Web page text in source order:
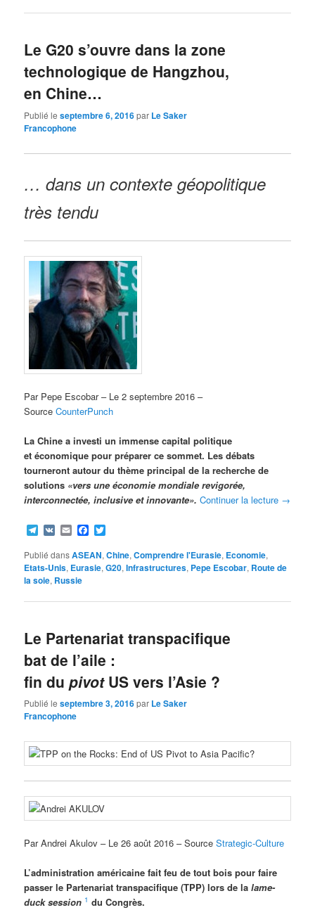
Le G20 s’ouvre dans la zone
technologique de Hangzhou,
en Chine…
Publié leseptembre 6, 2016par Le Saker
Francophone
… dans un contexte géopolitique
très tendu
Par Pepe Escobar – Le 2 septembre 2016 –
SourceCounterPunch
La Chine a investi un immense capital politique
et économique pour préparer ce sommet. Les débats
tourneront autour du thème principal de la recherche de
solutions «vers une économie mondiale revigorée,
interconnectée, inclusive et innovante». Continuer la lecture →
Telegram
VK EmailFacebook
Publié dansASEAN,Chine,Comprendre l'Eurasie, Economie,
Etats-Unis, Eurasie,G20,Infrastructures, Pepe Escobar, Route de
la soie, Russie
Le Partenariat transpacifique
bat de l’aile :
fin dupivotUS vers l’Asie ?
Publié leseptembre 3, 2016par Le Saker
Francophone
Par Andrei Akulov – Le 26 août 2016 – SourceStrategic-Culture
L’administration américaine fait feu de tout bois pour faire
passer le Partenariat transpacifique (TPP) lors de lalame-
duck session 1 du Congrès.